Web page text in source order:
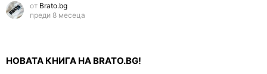
от Brato.bg
преди 8 месеца
НОВАТА КНИГА НА BRATO.BG!